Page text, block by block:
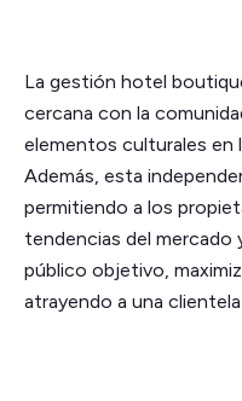
La gestión hotel
cercana con la
elementos culturales en
Además, esta
permitiendo a los
tendencias del mercado
público objetivo,
atrayendo a una